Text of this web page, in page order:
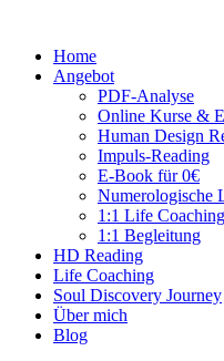
Home
Angebot
PDF-Analyse
Online Kurse &
Human Design
Impuls-Reading
E-Book für 0€
Numerologische
1:1 Life Coaching
1:1 Begleitung
HD Reading
Life Coaching
Soul Discovery Journey
Über mich
Blog